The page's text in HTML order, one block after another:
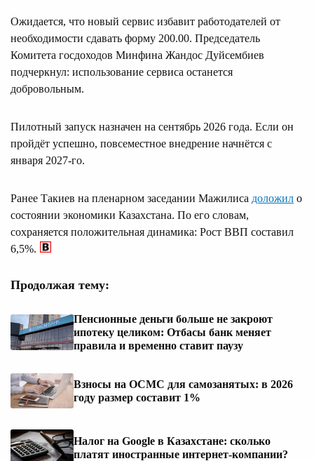
Ожидается, что новый сервис избавит работодателей от
необходимости сдавать форму 200.00. Председатель
Комитета госдоходов Минфина Жандос Дуйсембиев
подчеркнул: использование сервиса останется
добровольным.
Пилотный запуск назначен на сентябрь 2026 года. Если он
пройдёт успешно, повсеместное внедрение начнётся с
января 2027‑го.
Ранее Такиев на пленарном заседании Мажилиса доложил о
состоянии экономики Казахстана. По его словам,
сохраняется положительная динамика: Рост ВВП составил
6,5%.
Продолжая тему:
Пенсионные деньги больше не закроют
ипотеку целиком: Отбасы банк меняет
правила и временно ставит паузу
Взносы на ОСМС для самозанятых: в 2026
году размер составит 1%
Налог на Google в Казахстане: сколько
платят иностранные интернет-компании?